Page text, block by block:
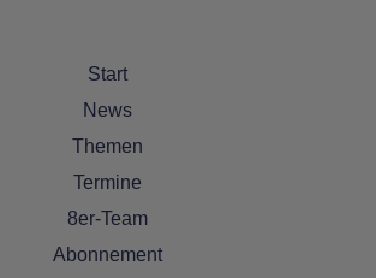
Start
News
Themen
Termine
8er-Team
Abonnement